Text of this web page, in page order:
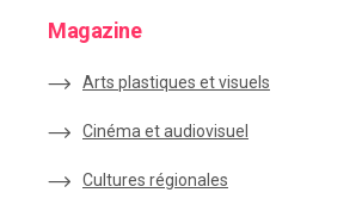
Magazine
Arts plastiques et visuels
Cinéma et audiovisuel
Cultures régionales